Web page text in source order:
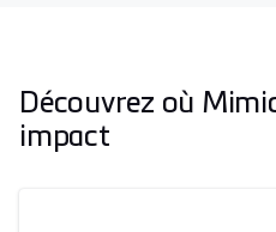
Découvrez où
impact